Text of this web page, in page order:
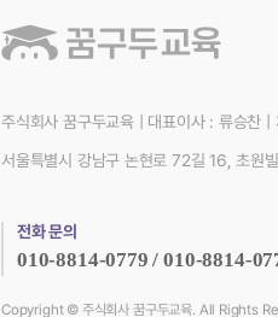
주식회사 꿈구두교육| 대표이사 : 류승찬 |
서울특별시 강남구 논현로 72길 16, 초원
전화 문의
010-8814-0779 / 010-8814-
Copyright © 주식회사 꿈구두교육. All Rights